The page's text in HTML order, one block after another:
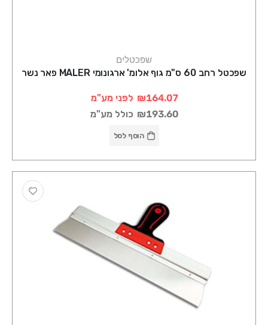
שפכטלים
שפכטל רחב 60 ס"מ גוף אלומ' ארגונומי MALER פאר נשר
₪164.07 לפני מע"מ
₪193.60 כולל מע"מ
הוסף לסל